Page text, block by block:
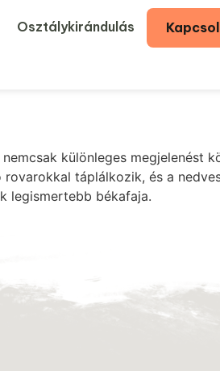
Osztálykirándulás
különleges megjelenést
táplálkozik, és a
legismertebb békafaja.